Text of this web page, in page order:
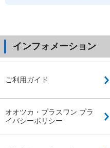
インフォメーション
ご利用ガイド
オオツカ・プラスワン プラ
イバシーポリシー